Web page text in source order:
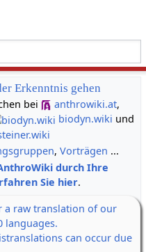
Erkenntnis gehen
bei
anthrowiki.at,
biodyn.wiki und
, Vorträgen ...
durch Ihre
Sie hier.
a raw translation of our
languages.
can occur due